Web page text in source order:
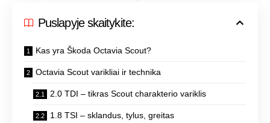
Puslapyje skaitykite:
Kas yra Škoda Octavia Scout?
Octavia Scout varikliai ir technika
2.0 TDI – tikras Scout charakterio variklis
1.8 TSI – sklandus, tylus, greitas